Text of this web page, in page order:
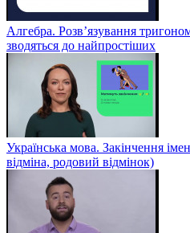
Алгебра. Розв’язування
зводяться до найпростіших
Українська мова. Закінчення
відміна, родовий відмінок)